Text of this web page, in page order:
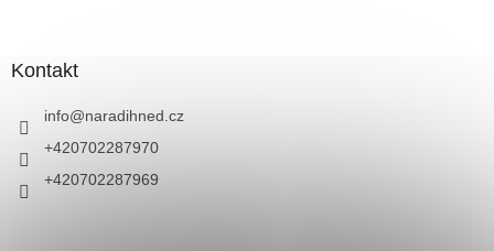
Kontakt
info@naradihned.cz
+420702287970
+420702287969